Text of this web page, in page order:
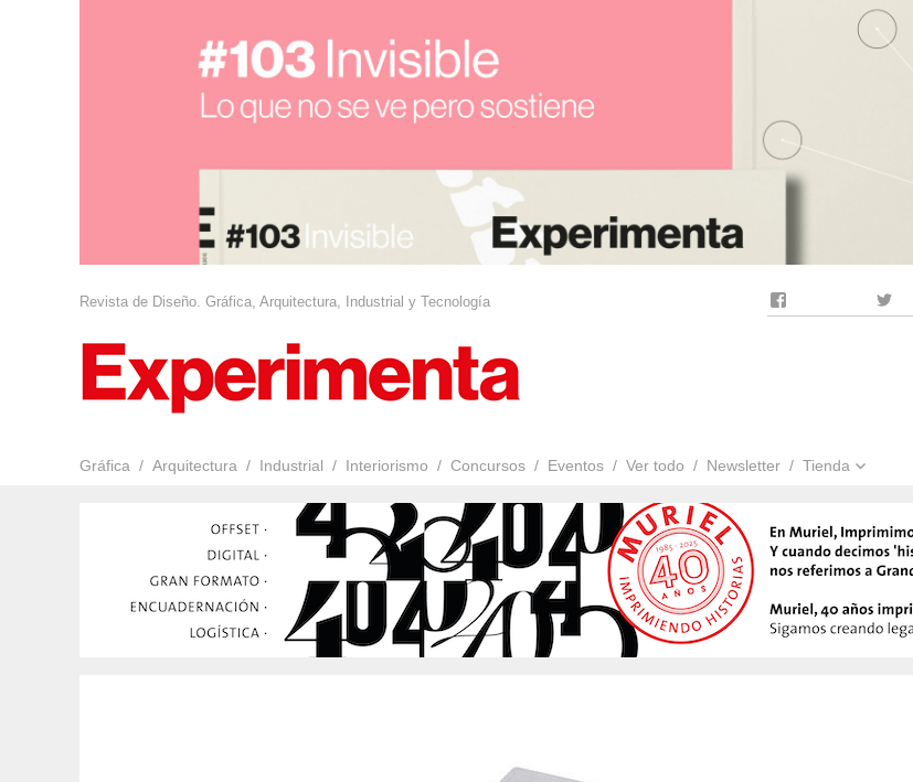
Revista de Diseño. Gráfica, Arquitectura, Industrial y Tecnología
Gráfica Arquitectura Industrial Interiorismo Concursos Eventos Ver todo Newsletter Tienda